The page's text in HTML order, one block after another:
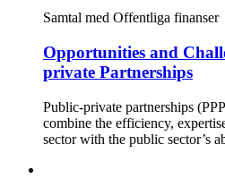
Samtal med Offentliga finanser
Opportunities and
private Partnerships
Public-private partnerships
combine the efficiency,
sector with the public sector’s